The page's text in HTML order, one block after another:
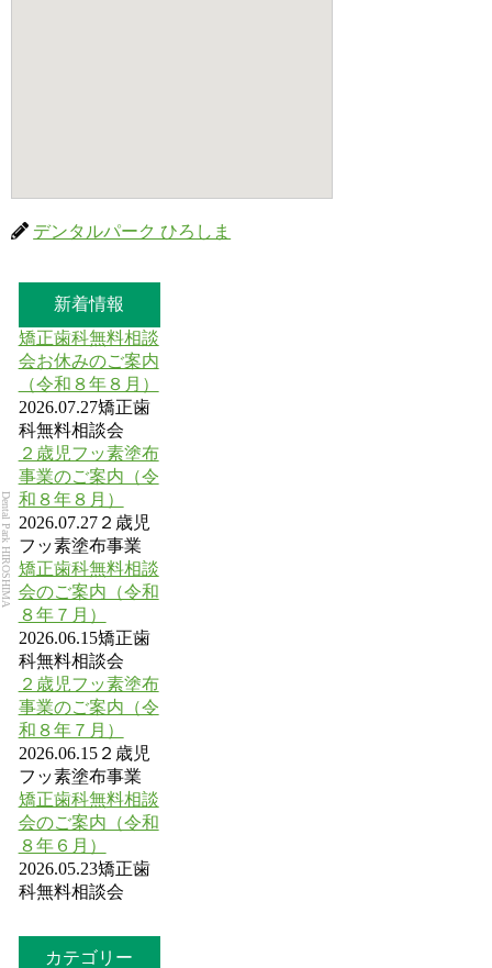
Dental Park HIROSHIMA
デンタルパーク ひろしま
新着情報
矯正歯科無料相談
会お休みのご案内
（令和８年８月）
2026.07.27矯正歯
科無料相談会
２歳児フッ素塗布
事業のご案内（令
和８年８月）
2026.07.27２歳児
フッ素塗布事業
矯正歯科無料相談
会のご案内（令和
８年７月）
2026.06.15矯正歯
科無料相談会
２歳児フッ素塗布
事業のご案内（令
和８年７月）
2026.06.15２歳児
フッ素塗布事業
矯正歯科無料相談
会のご案内（令和
８年６月）
2026.05.23矯正歯
科無料相談会
カテゴリー